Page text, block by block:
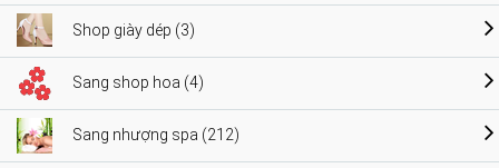
Shop giày dép (3)
Sang shop hoa (4)
Sang nhượng spa (212)